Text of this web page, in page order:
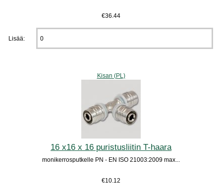
€36.44
Lisää:
Kisan (PL)
16 x16 x 16 puristusliitin T-haara
monikerrosputkelle PN - EN ISO 21003:2009 max...
€10.12